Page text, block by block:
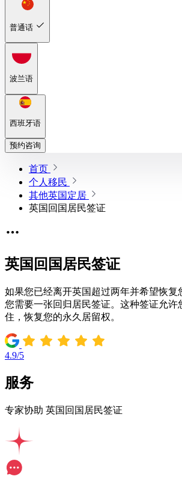
普通话
波兰语
西班牙语
预约咨询
首页
个人移民
其他英国定居
英国回国居民签证
英国回国居民签证
如果您已经离开英国超过两年并希望恢复
您需要一张回归居民签证。这种签证允许
住，恢复您的永久居留权。
4.9/5
服务
专家协助 英国回国居民签证